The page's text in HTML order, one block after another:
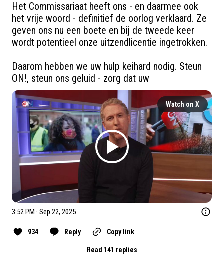
Het Commissariaat heeft ons - en daarmee ook
het vrije woord - definitief de oorlog verklaard. Ze
geven ons nu een boete en bij de tweede keer
wordt potentieel onze uitzendlicentie ingetrokken.
Daarom hebben we uw hulp keihard nodig. Steun
ON!, steun ons geluid - zorg dat uw
Watch on X
3:52 PM · Sep 22, 2025
934 Reply Copy link
Read 141 replies